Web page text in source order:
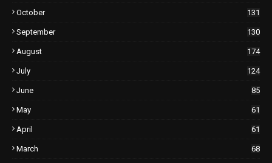
October 131
September 130
August 174
July 124
June 85
May 61
April 61
March 68